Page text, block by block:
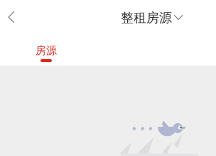
整租房源
房源